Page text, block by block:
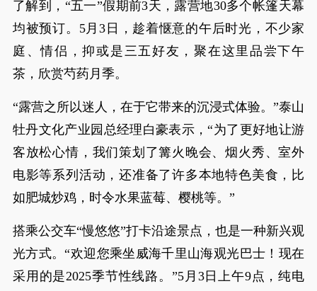
了解到，“五一”假期前3天，露营地30多个帐篷天幕
均被预订。5月3日，趁着惬意的午后时光，不少家
庭、情侣，抑或是三五好友，聚在这里品尝下午
茶，欣赏芍药月季。
“露营之所以迷人，在于它带来的沉浸式体验。”泰山
牡丹文化产业园总经理白豪表示，“为了更好地让游
客放松心情，我们策划了篝火晚会、烟火秀、室外
电影等系列活动，还准备了许多本地特色美食，比
如肥城炒鸡，时令水果蓝莓、樱桃等。”
搭乘公交车“慢悠悠”打卡沿途景点，也是一种新兴观
光方式。“欢迎您乘坐威海千里山海观光巴士！现在
采用的是2025季节性线路。”5月3日上午9点，纯电